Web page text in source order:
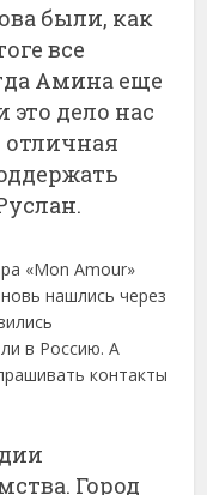
были, как
все
Амина еще
дело нас
отличная
«Mon Amour»
нашлись через
в Россию. А
контакты
Город